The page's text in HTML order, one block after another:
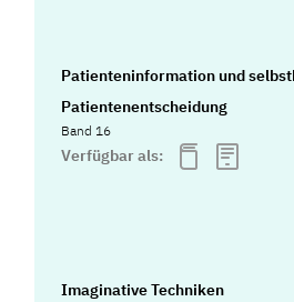
Patienteninformation und
Patientenentscheidung
Band 16
Verfügbar als:
Imaginative Techniken